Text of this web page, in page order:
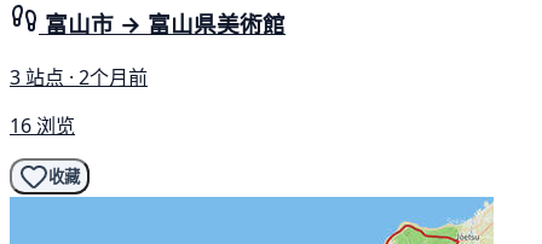
富山市 → 富山県美術館
3 站点 · 2个月前
16 浏览
收藏